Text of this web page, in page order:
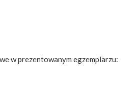
w prezentowanym egzemplarzu: